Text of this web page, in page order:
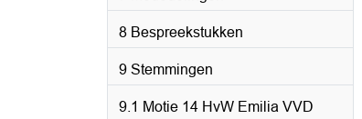
8 Bespreekstukken
9 Stemmingen
9.1 Motie 14 HvW Emilia VVD